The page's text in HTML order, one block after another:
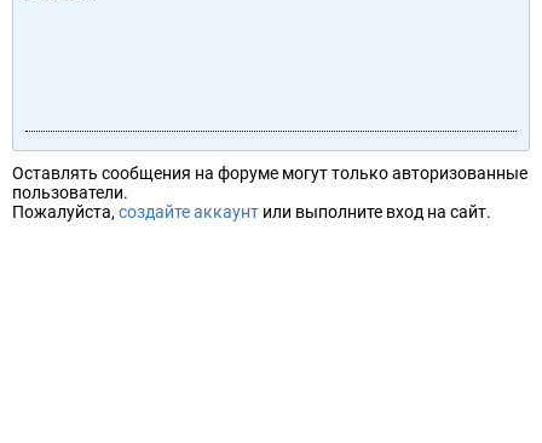
Оставлять сообщения на форуме могут только авторизованные
пользователи.
Пожалуйста, создайте аккаунт или выполните вход на сайт.